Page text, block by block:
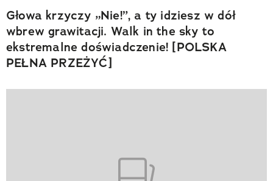
Głowa krzyczy „Nie!”, a ty idziesz w dół
wbrew grawitacji. Walk in the sky to
ekstremalne doświadczenie! [POLSKA
PEŁNA PRZEŻYĆ]